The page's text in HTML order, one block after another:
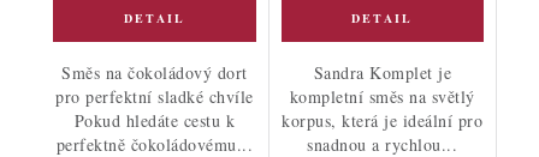
Směs na čokoládový dort
pro perfektní sladké chvíle
Pokud hledáte cestu k
perfektně čokoládovému...
Sandra Komplet je
kompletní směs na světlý
korpus, která je ideální pro
snadnou a rychlou...